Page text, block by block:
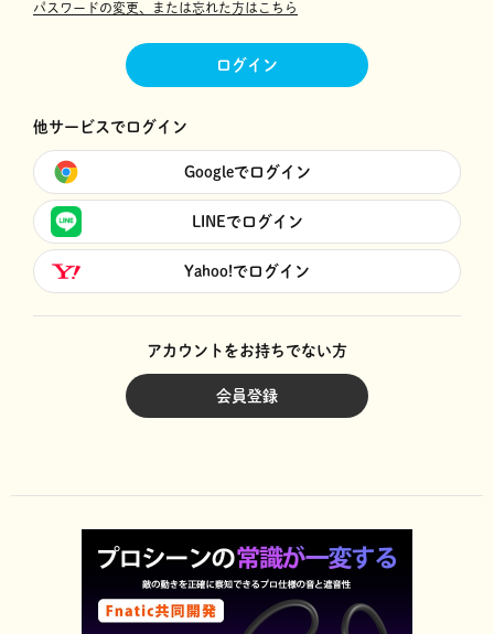
パスワードの変更、または忘れた方はこちら
ログイン
他サービスでログイン
Googleでログイン
LINEでログイン
Yahoo!でログイン
アカウントをお持ちでない方
会員登録